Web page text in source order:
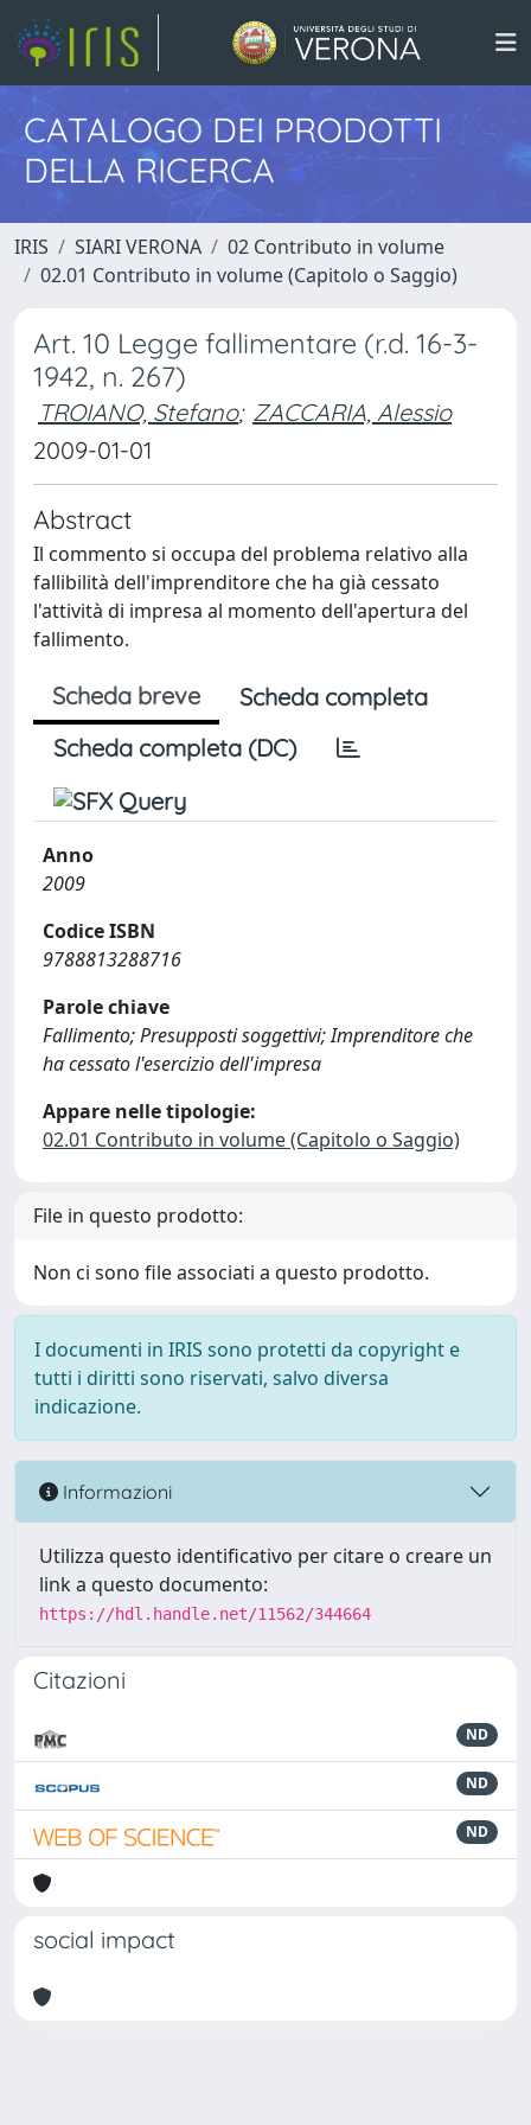
CATALOGO DEI PRODOTTI
DELLA RICERCA
IRIS SIARI VERONA
02 Contributo in volume
02.01 Contributo in volume (Capitolo o Saggio)
Art. 10 Legge fallimentare (r.d. 16-3-
1942, n. 267)
TROIANO, Stefano; ZACCARIA, Alessio
2009-01-01
Abstract
Il commento si occupa del problema relativo alla
fallibilità dell'imprenditore che ha già cessato
l'attività di impresa al momento dell'apertura del
fallimento.
Scheda breve
Scheda completa
Scheda completa (DC)
Anno
2009
Codice ISBN
9788813288716
Parole chiave
Fallimento; Presupposti soggettivi; Imprenditore che
ha cessato l'esercizio dell'impresa
Appare nelle tipologie:
02.01 Contributo in volume (Capitolo o Saggio)
File in questo prodotto:
Non ci sono file associati a questo prodotto.
I documenti in IRIS sono protetti da copyright e
tutti i diritti sono riservati, salvo diversa
indicazione.
Informazioni
Utilizza questo identificativo per citare o creare un
link a questo documento:
https://hdl.handle.net/11562/344664
Citazioni
ND
ND
ND
social impact